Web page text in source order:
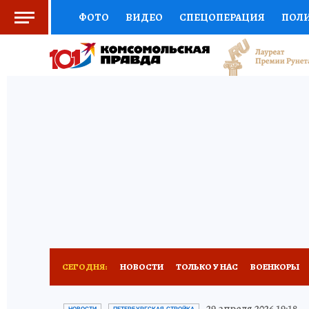
ФОТО ВИДЕО СПЕЦОПЕРАЦИЯ
СОЦПОДДЕРЖКА НАУКА СПОРТ
СЕГОДНЯ: НОВОСТИ ТОЛЬКО У НАС ВОЕНКОРЫ
ПЕТЕРБУРГСКАЯ СТРОЙКА